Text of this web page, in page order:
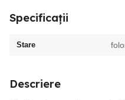
Specificații
Stare
Descriere